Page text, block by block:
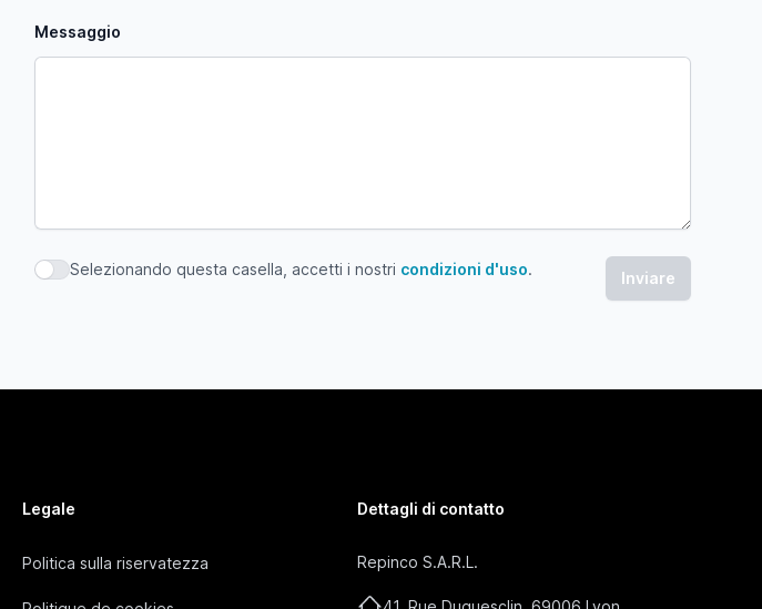
Messaggio
Selezionando questa casella, accetti i nostri condizioni d'uso
Selezionando questa casella, accetti i nostri condizioni d'uso.
Legale
Politica sulla riservatezza
Dettagli di contatto
Repinco S.A.R.L.